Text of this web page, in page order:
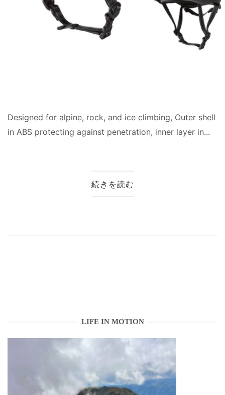
Designed for alpine, rock, and ice climbing, Outer shell
in ABS protecting against penetration, inner layer in...
続きを読む
LIFE IN MOTION